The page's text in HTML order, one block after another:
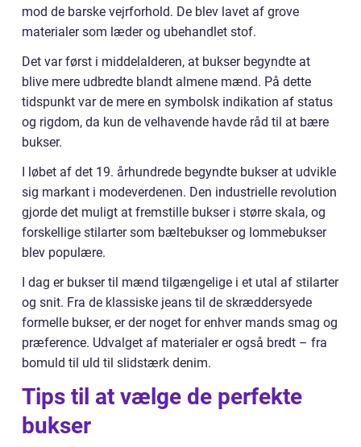
mod de barske vejrforhold. De blev lavet af grove
materialer som læder og ubehandlet stof.
Det var først i middelalderen, at bukser begyndte at
blive mere udbredte blandt almene mænd. På dette
tidspunkt var de mere en symbolsk indikation af status
og rigdom, da kun de velhavende havde råd til at bære
bukser.
I løbet af det 19. århundrede begyndte bukser at udvikle
sig markant i modeverdenen. Den industrielle revolution
gjorde det muligt at fremstille bukser i større skala, og
forskellige stilarter som bæltebukser og lommebukser
blev populære.
I dag er bukser til mænd tilgængelige i et utal af stilarter
og snit. Fra de klassiske jeans til de skræddersyede
formelle bukser, er der noget for enhver mands smag og
præference. Udvalget af materialer er også bredt – fra
bomuld til uld til slidstærk denim.
Tips til at vælge de perfekte
bukser